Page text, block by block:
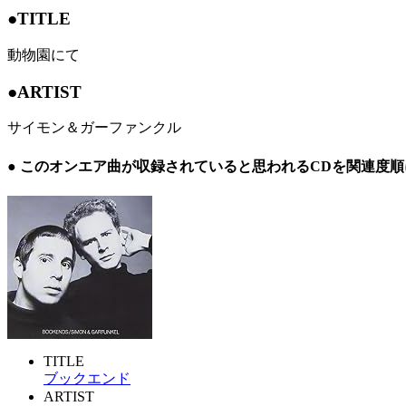
●TITLE
動物園にて
●ARTIST
サイモン＆ガーファンクル
● このオンエア曲が収録されていると思われるCDを関連度
TITLE
ブックエンド
ARTIST